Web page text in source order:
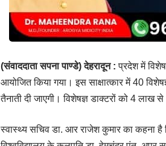
(संवाददाता सपना पाण्डे)देहरादून : प्रदेश में
आयोजित किया गया। इस साक्षात्कार में 40
तैनाती दी जाएगी। विशेषज्ञ डाक्टरों को 4 लाख
स्वास्थ्य सचिव डा. आर राजेश कुमार का कहना है